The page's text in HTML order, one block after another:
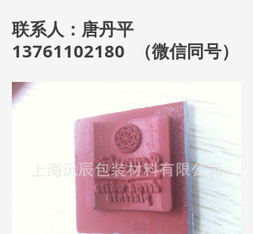
联系人：唐丹平
13761102180 （微信同号）